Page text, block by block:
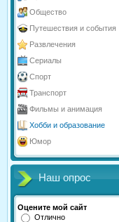
Общество
Путешествия и события
Развлечения
Сериалы
Спорт
Транспорт
Фильмы и анимация
Хобби и образование
Юмор
Наш опрос
Оцените мой сайт
Отлично